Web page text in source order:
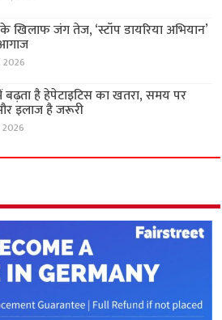
के खिलाफ जंग तेज, ‘स्टॉप डायरिया अभियान’
2026
है हेपेटाइटिस का खतरा, समय पर
इलाज है जरूरी
2026